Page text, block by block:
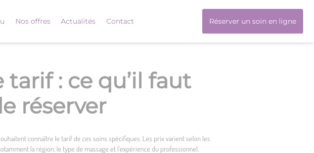
Nos offres Actualités Contact Réserver un soin en ligne
: ce qu’il faut
réserver
connaître le tarif de ces soins spécifiques. Les prix varient selon les
la région, le type de massage et l’expérience du professionnel.